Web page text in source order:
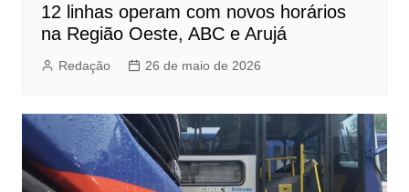
12 linhas operam com novos horários
na Região Oeste, ABC e Arujá
Redação 26 de maio de 2026